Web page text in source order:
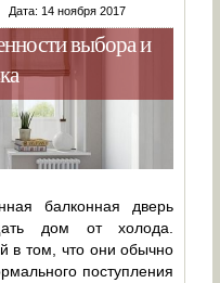
Дата: 14 ноября 2017
выбора и
балконная дверь
дом от холода.
в том, что они обычно
поступления